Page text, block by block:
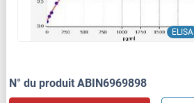
ELISA
N° du produit ABIN6969898